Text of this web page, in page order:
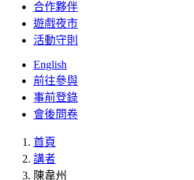
合作夥伴
遊戲夜市
活動守則
English
前往參與
事前登錄
會後問卷
首頁
講者
陳韋州